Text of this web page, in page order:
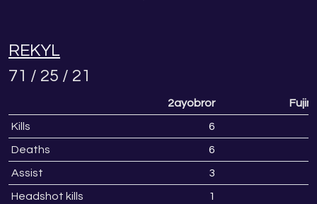
REKYL
71 / 25 / 21
2ayobror
Kills 6
Deaths 6
Assist 3
Headshot kills 1